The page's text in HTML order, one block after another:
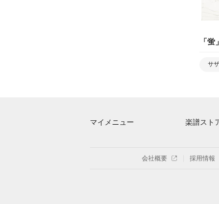
「 蛍
サ
マイメニュー
ログイン / 会員登録（無料）
楽譜スト
楽曲一覧
会社概要 採用情報